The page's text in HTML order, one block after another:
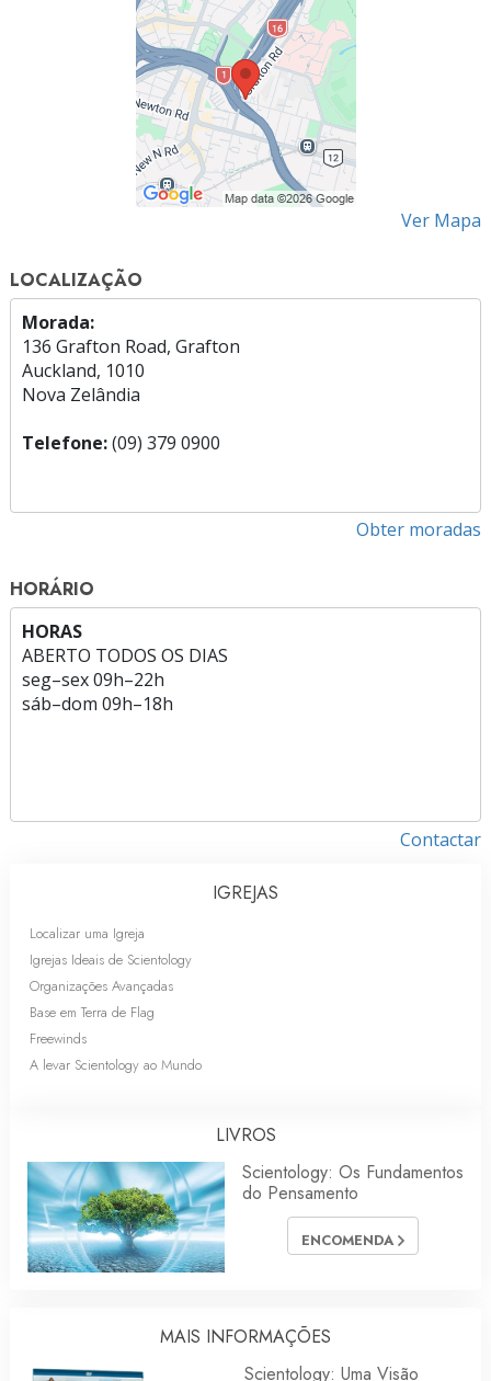
Ver Mapa
LOCALIZAÇÃO
Morada:
136 Grafton Road, Grafton
Auckland, 1010
Nova Zelândia
Telefone:(09) 379 0900
Obter moradas
HORÁRIO
HORAS
ABERTO TODOS OS DIAS
seg–sex09h–22h
sáb–dom 09h–18h
Contactar
IGREJAS
Localizar uma Igreja
Igrejas Ideais de Scientology
Organizações Avançadas
Base em Terra de Flag
Freewinds
A levar Scientology ao Mundo
LIVROS
Scientology: Os Fundamentos
do Pensamento
ENCOMENDA
MAIS INFORMAÇÕES
Scientology: Uma Visão